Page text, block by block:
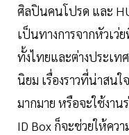
ศิลปินคนโปรด และ
เป็นทางการจากหัวเว่
ทั้งไทยและต่างประเท
นิยม เรื่องราวที่น่าสน
มากมาย หรือจะใช้งา
ID Box ก็จะช่วยให้คว